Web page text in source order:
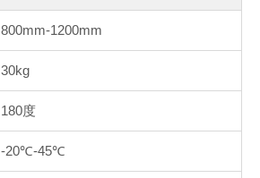
800mm-1200mm
30kg
180度
-20℃-45℃